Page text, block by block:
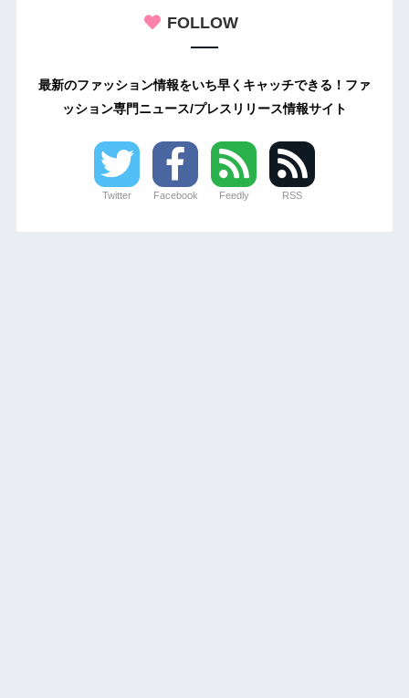
FOLLOW
最新のファッション情報をいち早くキャッチできる！ファ
ッション専門ニュース/プレスリリース情報サイト
Twitter Facebook Feedly RSS